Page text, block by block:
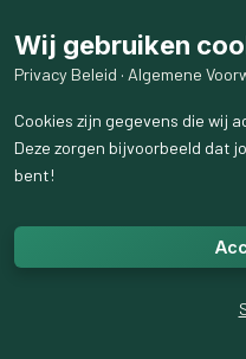
Vervolgdechristenendelenin
enteblijvengeloven datze
Wij gebruiken
Privacy Beleid · Algemene
Cookies zijn gegevens die wij
Deze zorgen bijvoorbeeld dat
bent!